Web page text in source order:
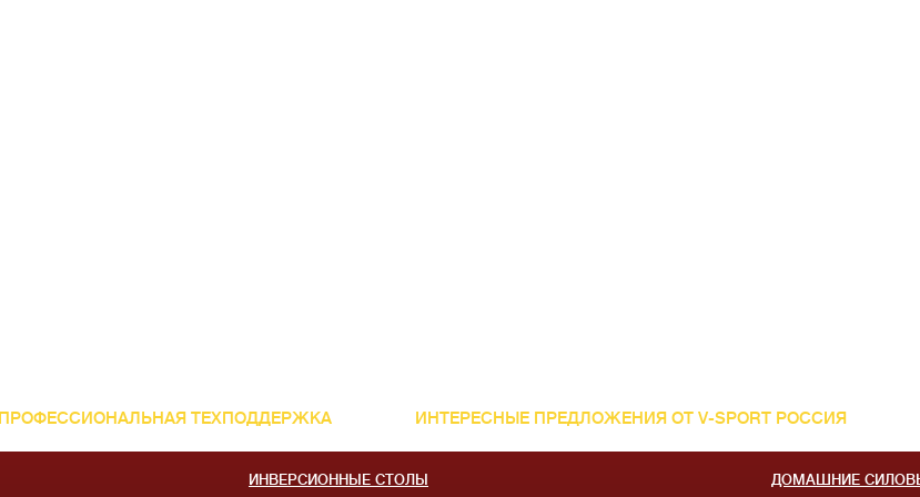
ПРОФЕССИОНАЛЬНАЯ ТЕХПОДДЕРЖКА ИНТЕРЕСНЫЕ ПРЕДЛОЖЕНИЯ ОТ V-SPORT РОССИЯ
ИНВЕРСИОННЫЕ СТОЛЫ ДОМАШНИЕ